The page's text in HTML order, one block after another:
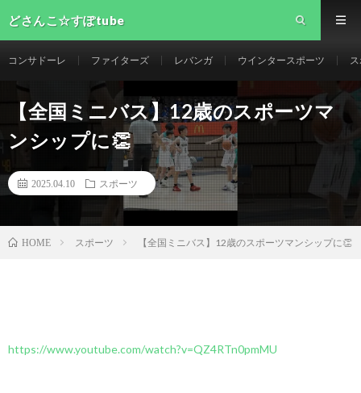
どさんこ☆すぽtube
コンサドーレ ファイターズ レバンガ ウインタースポーツ
【全国ミニバス】12歳のスポーツマ
ンシップに👏
2025.04.10 スポーツ
HOME スポーツ 【全国ミニバス】12歳のスポーツマンシップに👏
https://www.youtube.com/watch?v=QZ4RTn0pmMU